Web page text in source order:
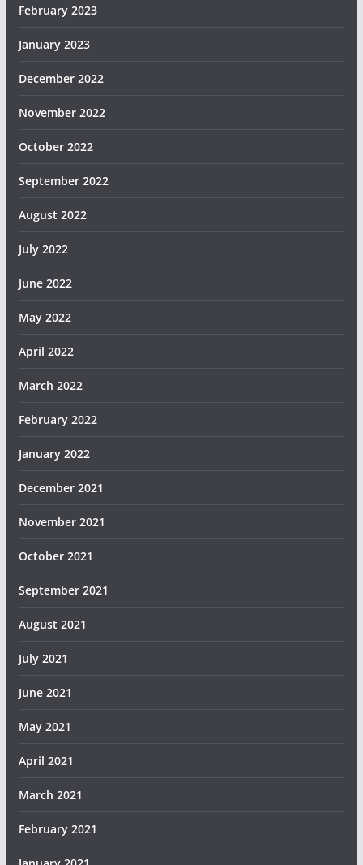
February 2023
January 2023
December 2022
November 2022
October 2022
September 2022
August 2022
July 2022
June 2022
May 2022
April 2022
March 2022
February 2022
January 2022
December 2021
November 2021
October 2021
September 2021
August 2021
July 2021
June 2021
May 2021
April 2021
March 2021
February 2021